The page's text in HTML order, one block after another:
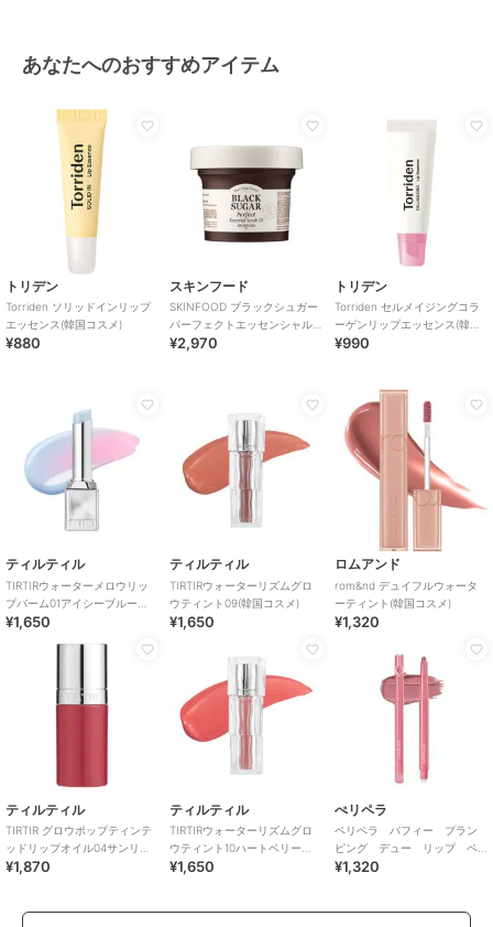
あなたへのおすすめアイテム
トリデン
Torriden ソリッドインリップ
エッセンス(韓国コスメ)
¥880
スキンフード
SKINFOOD ブラックシュガー
パーフェクトエッセンシャル
スクラブ2X(韓国コスメ)
¥2,970
トリデン
Torriden セルメイジングコラ
ーゲンリップエッセンス(韓国
コスメ)
¥990
ティルティル
TIRTIRウォーターメロウリッ
プバーム01アイシーブルー
（韓国コスメ）
¥1,650
ティルティル
TIRTIRウォーターリズムグロ
ウティント09(韓国コスメ)
¥1,650
ロムアンド
rom&nd デュイフルウォータ
ーティント(韓国コスメ)
¥1,320
ティルティル
TIRTIR グロウポップティンテ
ッドリップオイル04サンリッ
トスクイッシュ(韓国コスメ)
¥1,870
ティルティル
TIRTIRウォーターリズムグロ
ウティント10ハートベリー
（韓国コスメ）
¥1,650
ぺリペラ
ペリペラ パフィー プラン
ピング デュー リップ ペ
ンシル ０３ ピンクドリズ
¥1,320